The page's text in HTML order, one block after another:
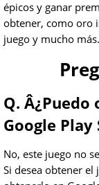
épicos y ganar
obtener, como oro
juego y mucho más.
Q.
Google Play
No, este juego no
Si desea obtener el